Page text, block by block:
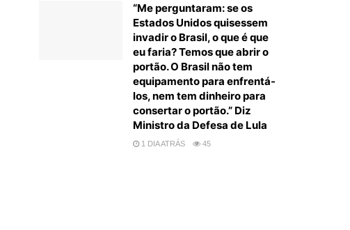
“Me perguntaram: se os
Estados Unidos quisessem
invadir o Brasil, o que é que
eu faria? Temos que abrir o
portão. O Brasil não tem
equipamento para enfrentá-
los, nem tem dinheiro para
consertar o portão.” Diz
Ministro da Defesa de Lula
1 DIA ATRÁS 45